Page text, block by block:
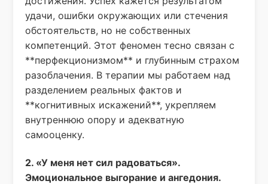
удачи, ошибки окружающих или стечения
обстоятельств, но не собственных
компетенций. Этот феномен тесно связан с
**перфекционизмом** и глубинным страхом
разоблачения. В терапии мы работаем над
разделением реальных фактов и
**когнитивных искажений**, укрепляем
внутреннюю опору и адекватную
самооценку.
2. «У меня нет сил радоваться».
Эмоциональное выгорание и ангедония.